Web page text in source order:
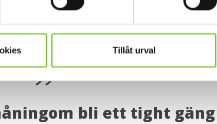
Tillåt urval
VFU, som fått högst betyg. Det var något
bli ett tight gäng